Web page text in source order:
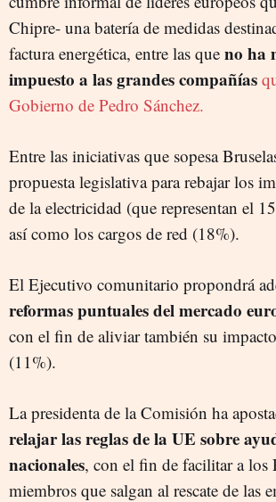
Chipre- una batería de medidas
factura energética, entre las que no ha
impuesto a las grandes compañías
Gobierno de Pedro Sánchez.
Entre las iniciativas que sopesa
propuesta legislativa para rebajar los
de la electricidad (que representan el
así como los cargos de red (18%).
El Ejecutivo comunitario propondrá
reformas puntuales del mercado
con el fin de aliviar también su
(11%).
La presidenta de la Comisión ha
relajar las reglas de la UE sobre
nacionales, con el fin de facilitar a los
miembros que salgan al rescate de las